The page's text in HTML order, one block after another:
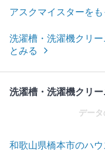
アスクマイスターをも
洗濯槽・洗濯機クリ
とみる
洗濯槽・洗濯機クリ
データ
和歌山県橋本市のハ